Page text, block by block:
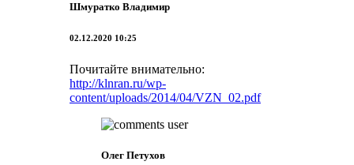
Шмуратко Владимир
02.12.2020 10:25
Почитайте внимательно:
http://klnran.ru/wp-
content/uploads/2014/04/VZN_02.pdf
Олег Петухов